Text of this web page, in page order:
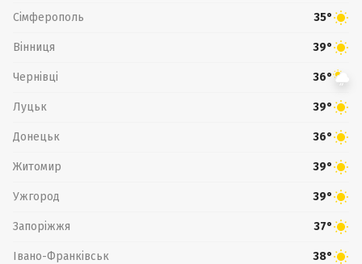
Сімферополь 35°
Вінниця 39°
Чернівці 36°
Луцьк 39°
Донецьк 36°
Житомир 39°
Ужгород 39°
Запоріжжя 37°
Івано-Франківськ 38°